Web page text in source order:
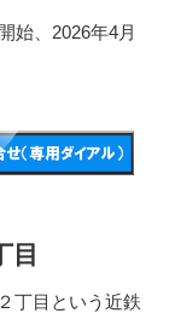
始、2026年4月
目
丁目という近鉄